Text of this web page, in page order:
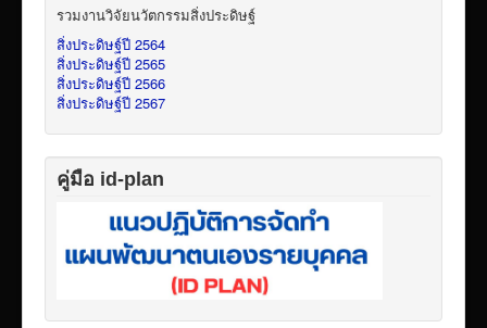
รวมงานวิจัยนวัตกรรมสิ่งประดิษฐ์
สิ่งประดิษฐ์ปี 2564
สิ่งประดิษฐ์ปี 2565
สิ่งประดิษฐ์ปี 2566
สิ่งประดิษฐ์ปี 2567
คู่มือ id-plan